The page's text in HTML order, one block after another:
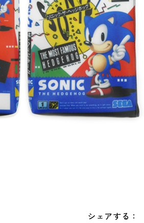
シェアする：